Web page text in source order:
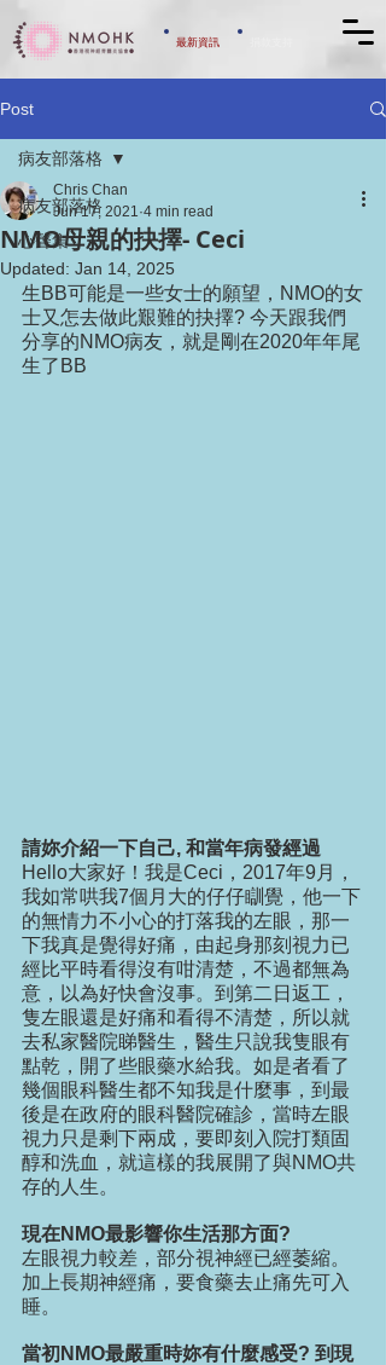
​最新資訊
Post
病友部落格
心聲集
病友部落格
NMO母親的抉擇- Ceci
Chris Chan
Jun 17, 2021 4 min read
Updated: Jan 14, 2025
生BB可能是一些女士的願望，NMO的女
士又怎去做此艱難的抉擇? 今天跟我們
分享的NMO病友，就是剛在2020年年尾
生了BB
請妳介紹一下自己, 和當年病發經過
Hello大家好！我是Ceci，2017年9月，
我如常哄我7個月大的仔仔瞓覺，他一下
的無情力不小心的打落我的左眼，那一
下我真是覺得好痛，由起身那刻視力已
經比平時看得沒有咁清楚，不過都無為
意，以為好快會沒事。到第二日返工，
隻左眼還是好痛和看得不清楚，所以就
去私家醫院睇醫生，醫生只說我隻眼有
點乾，開了些眼藥水給我。如是者看了
幾個眼科醫生都不知我是什麼事，到最
後是在政府的眼科醫院確診，當時左眼
視力只是剩下兩成，要即刻入院打類固
醇和洗血，就這樣的我展開了與NMO共
存的人生。
現在NMO最影響你生活那方面?
左眼視力較差，部分視神經已經萎縮。
加上長期神經痛，要食藥去止痛先可入
睡。
當初NMO最嚴重時妳有什麼感受? 到現